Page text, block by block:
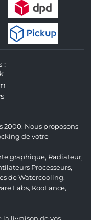
:
2000. Nous proposons
de votre
graphique, Radiateur,
Processeurs,
de Watercooling,
Labs, KooLance,